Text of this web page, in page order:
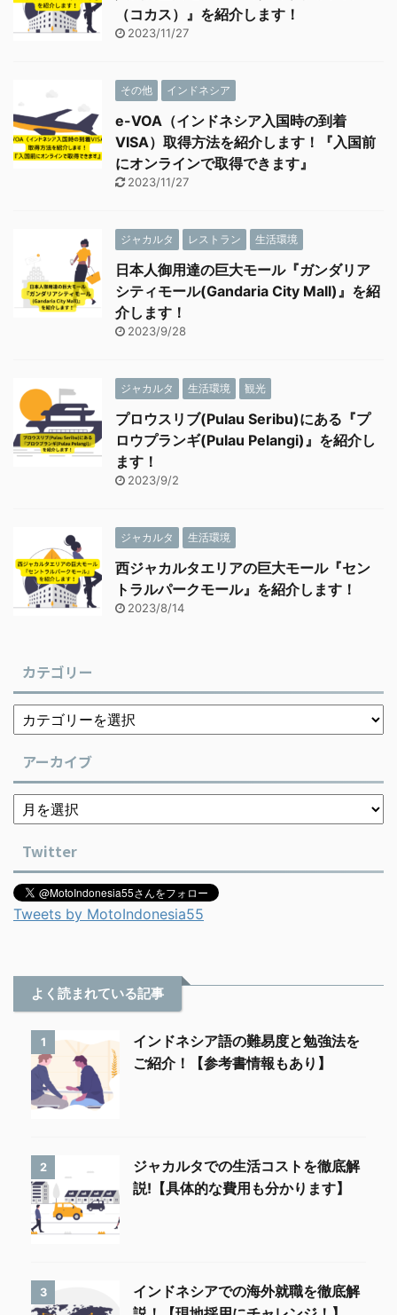
（コカス）』を紹介します！
2023/11/27
その他 インドネシア
e-VOA（インドネシア入国時の到着
VISA）取得方法を紹介します！『入国前
にオンラインで取得できます』
2023/11/27
ジャカルタ レストラン 生活環境
日本人御用達の巨大モール『ガンダリア
シティモール(Gandaria City Mall)』を紹
介します！
2023/9/28
ジャカルタ 生活環境 観光
プロウスリブ(Pulau Seribu)にある『プ
ロウプランギ(Pulau Pelangi)』を紹介し
ます！
2023/9/2
ジャカルタ 生活環境
西ジャカルタエリアの巨大モール『セン
トラルパークモール』を紹介します！
2023/8/14
カテゴリー
アーカイブ
Twitter
Tweets by MotoIndonesia55
よく読まれている記事
1
インドネシア語の難易度と勉強法を
ご紹介！【参考書情報もあり】
2
ジャカルタでの生活コストを徹底解
説!【具体的な費用も分かります】
3
インドネシアでの海外就職を徹底解